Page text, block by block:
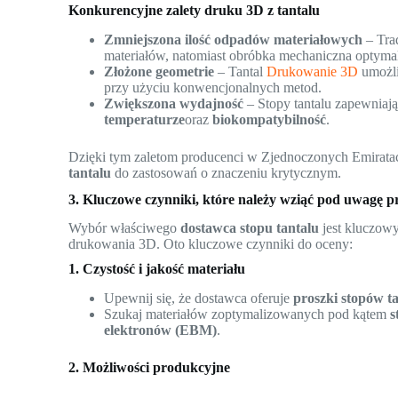
Konkurencyjne zalety druku 3D z tantalu
Zmniejszona ilość odpadów materiałowych –
materiałów, natomiast obróbka mechaniczna
Złożone geometrie – TantalDrukowanie 3D
przy użyciu konwencjonalnych metod.
Zwiększona wydajność – Stopy tantalu
temperaturzeorazbiokompatybilność.
Dzięki tym zaletom producenci w Zjednoczonych
tantalu do zastosowań o znaczeniu krytycznym.
3. Kluczowe czynniki, które należy wziąć pod uwagę
Wybór właściwegodostawca stopu tantalu jest
drukowania 3D. Oto kluczowe czynniki do oceny:
1. Czystość i jakość materiału
Upewnij się, że dostawca oferujeproszki stopów
Szukaj materiałów zoptymalizowanych pod kątem
elektronów (EBM).
2. Możliwości produkcyjne